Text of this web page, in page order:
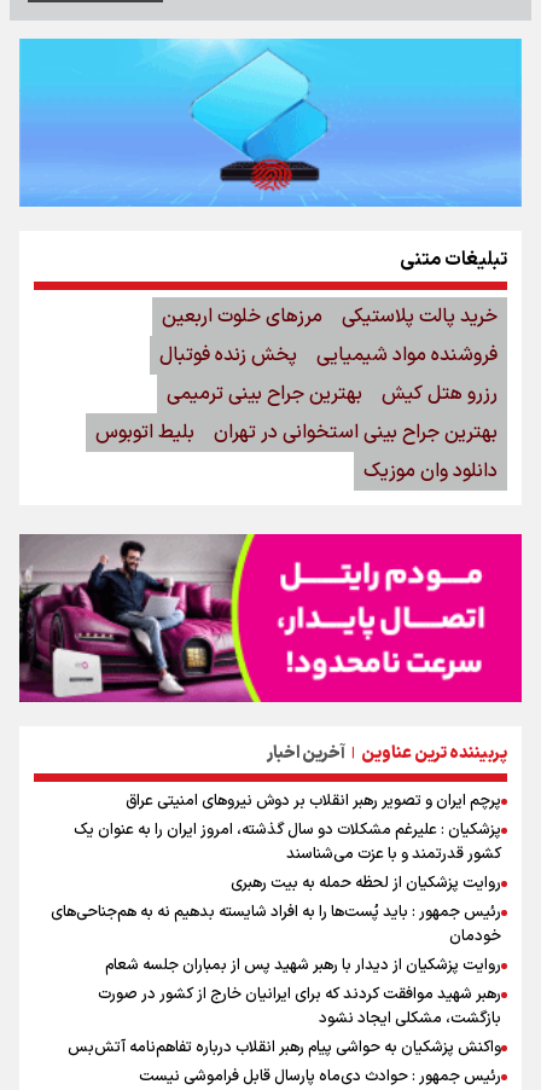
پربیننده ترین عناوین | آخرین اخبار
پرچم ایران و تصویر رهبر انقلاب بر دوش نیروهای امنیتی عراق
پزشکیان : علیرغم مشکلات دو سال گذشته، امروز ایران را به عنوان یک
کشور قدرتمند و با عزت می‌شناسند
روایت پزشکیان از لحظه حمله به بیت رهبری
رئیس جمهور : باید پُست‌ها را به افراد شایسته بدهیم نه به هم‌جناحی‌های
خودمان
روایت پزشکیان از دیدار با رهبر شهید پس از بمباران جلسه شعام
رهبر شهید موافقت کردند که برای ایرانیان خارج از کشور در صورت
بازگشت، مشکلی ایجاد نشود
واکنش پزشکیان به حواشی پیام رهبر انقلاب درباره تفاهم‌نامه آتش‌بس
رئیس جمهور : حوادث دی‌ماه پارسال قابل فراموشی نیست
تبلیغات متنی
خرید پالت پلاستیکی
مرزهای خلوت اربعین
فروشنده مواد شیمیایی
پخش زنده فوتبال
رزرو هتل کیش
بهترین جراح بینی ترمیمی
بهترین جراح بینی استخوانی در تهران
بلیط اتوبوس
دانلود وان موزیک